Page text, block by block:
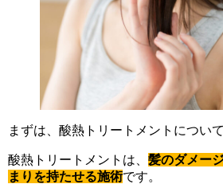
まずは、酸熱トリートメントについ
酸熱トリートメントは、 髪のダメー
まりを持たせる施術です。